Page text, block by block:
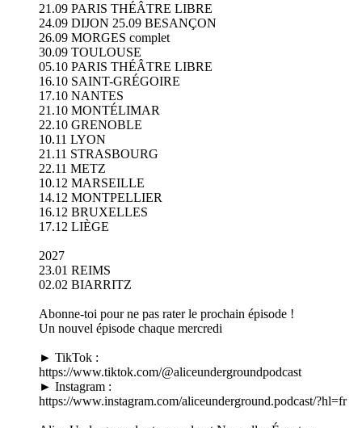
21.09 PARIS THÉÂTRE LIBRE
24.09 DIJON 25.09 BESANÇON
26.09 MORGES complet
30.09 TOULOUSE
05.10 PARIS THÉÂTRE LIBRE
16.10 SAINT-GRÉGOIRE
17.10 NANTES
21.10 MONTÉLIMAR
22.10 GRENOBLE
10.11 LYON
21.11 STRASBOURG
22.11 METZ
10.12 MARSEILLE
14.12 MONTPELLIER
16.12 BRUXELLES
17.12 LIÈGE
2027
23.01 REIMS
02.02 BIARRITZ
Abonne-toi pour ne pas rater le prochain épisode !
Un nouvel épisode chaque mercredi
► TikTok :
https://www.tiktok.com/@aliceundergroundpodcast
► Instagram :
https://www.instagram.com/aliceunderground.podcast/?hl=fr